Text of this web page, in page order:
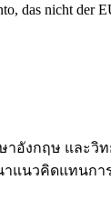
das nicht der
อังกฤษ และวิ
นวคิดแทนการ